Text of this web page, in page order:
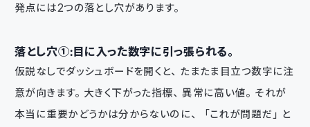
発点には2つの落とし穴があります。
落とし穴①：目に入った数字に引っ張られる。
仮説なしでダッシュボードを開くと、たまたま目立つ数字に注
意が向きます。大きく下がった指標、異常に高い値。それが
本当に重要かどうかは分からないのに、「これが問題だ」と